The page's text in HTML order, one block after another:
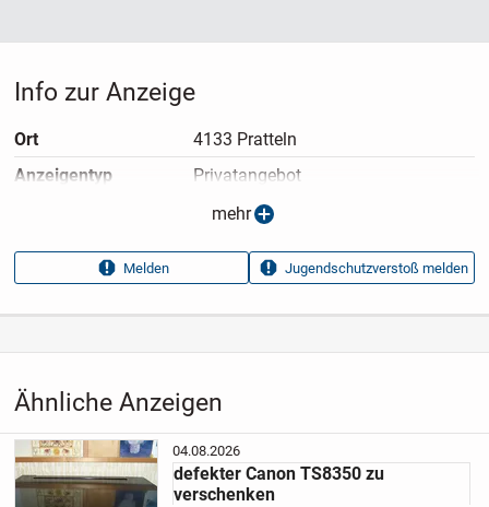
Ähnliche Anzeigen
04.08.2026
defekter Canon TS8350 zu
verschenken
Info zur Anzeige
Ort
4133 Pratteln
Anzeigen­typ
Privatangebot
06.08.2026
Anzeigen­kennung
3a4e3d26
Aufrufe dieser
81
Drucken & Kopieren›
mehr
Melden Jugendschutzverstoß melden